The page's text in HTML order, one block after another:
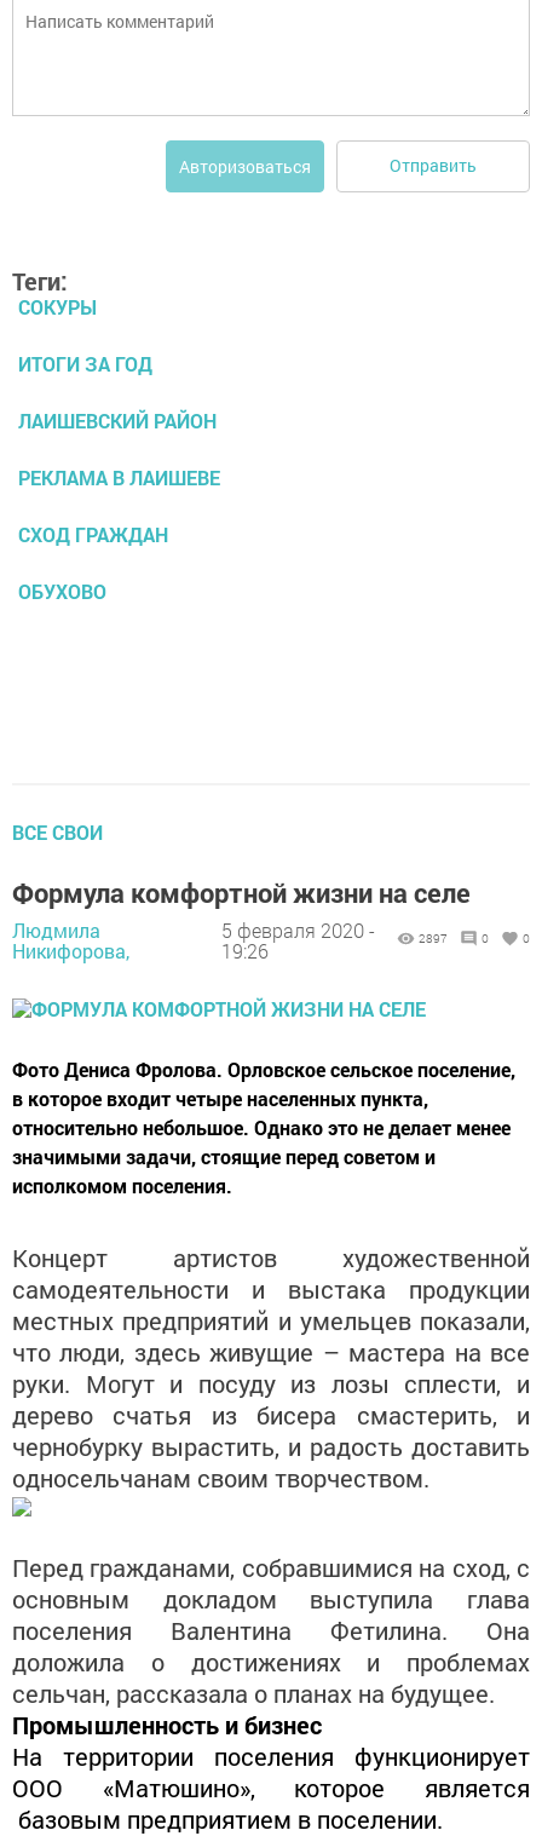
Авторизоваться Отправить
Теги:
СОКУРЫ
ИТОГИ ЗА ГОД
ЛАИШЕВСКИЙ РАЙОН
РЕКЛАМА В ЛАИШЕВЕ
СХОД ГРАЖДАН
ОБУХОВО
ВСЕ СВОИ
Формула комфортной жизни на селе
Людмила
Никифорова,
5 февраля 2020 -
19:26
2897 0 0
Фото Дениса Фролова. Орловское сельское поселение,
в которое входит четыре населенных пункта,
относительно небольшое. Однако это не делает менее
значимыми задачи, стоящие перед советом и
исполкомом поселения.
Концерт артистов художественной
самодеятельности и выстака продукции
местных предприятий и умельцев показали,
что люди, здесь живущие – мастера на все
руки. Могут и посуду из лозы сплести, и
дерево счатья из бисера смастерить, и
чернобурку вырастить, и радость доставить
односельчанам своим творчеством.
Перед гражданами, собравшимися на сход, с
основным докладом выступила глава
поселения Валентина Фетилина. Она
доложила о достижениях и проблемах
сельчан, рассказала о планах на будущее.
Промышленность и бизнес
На территории поселения функционирует
ООО «Матюшино», которое является
базовым предприятием в поселении.